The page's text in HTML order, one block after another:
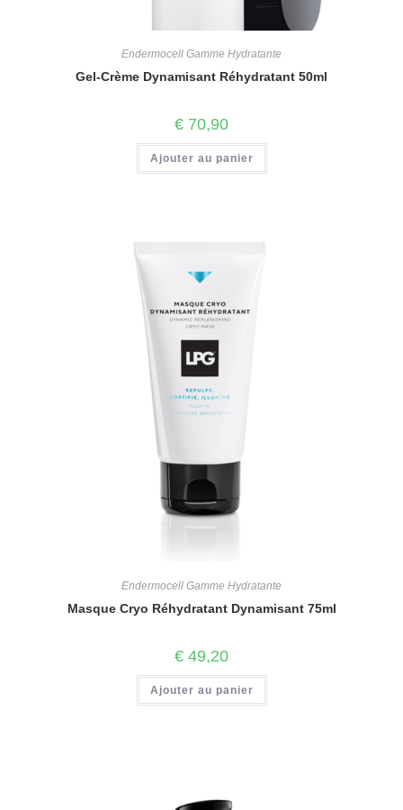
Endermocell Gamme Hydratante
Gel-Crème Dynamisant Réhydratant 50ml
€ 70,90
Ajouter au panier
Endermocell Gamme Hydratante
Masque Cryo Réhydratant Dynamisant 75ml
€ 49,20
Ajouter au panier